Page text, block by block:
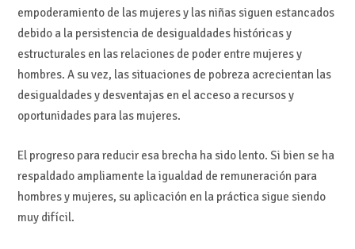
empoderamiento de las mujeres y las niñas siguen estancados
debido a la persistencia de desigualdades históricas y
estructurales en las relaciones de poder entre mujeres y
hombres. A su vez, las situaciones de pobreza acrecientan las
desigualdades y desventajas en el acceso a recursos y
oportunidades para las mujeres.
El progreso para reducir esa brecha ha sido lento. Si bien se ha
respaldado ampliamente la igualdad de remuneración para
hombres y mujeres, su aplicación en la práctica sigue siendo
muy difícil.